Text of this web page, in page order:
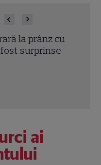
MasterChef
Bucătarul a
sa
ai